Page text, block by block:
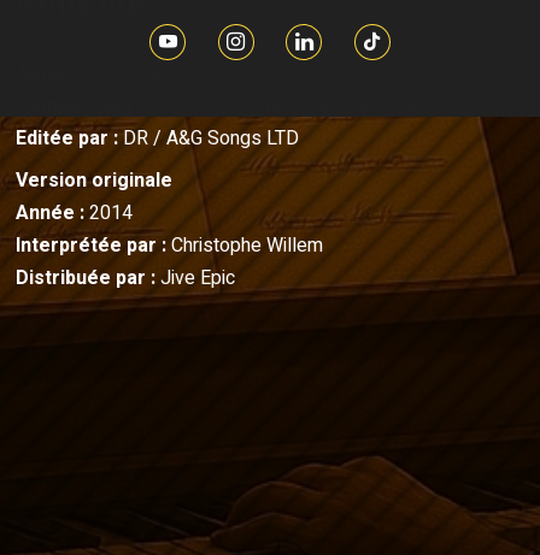
Editée par :DR / A&G Songs LTD
Version originale
Année :2014
Interprétée par :Christophe Willem
Distribuée par :Jive Epic